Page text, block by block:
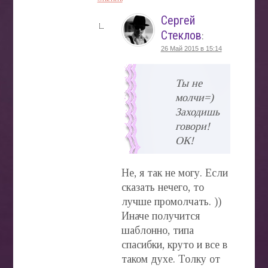
Сергей
Стеклов:
26 Май 2015 в 15:14
Ты не
молчи=)
Заходишь
говори!
ОК!
Не, я так не могу. Если
сказать нечего, то
лучше промолчать. ))
Иначе получится
шаблонно, типа
спасибки, круто и все в
таком духе. Толку от